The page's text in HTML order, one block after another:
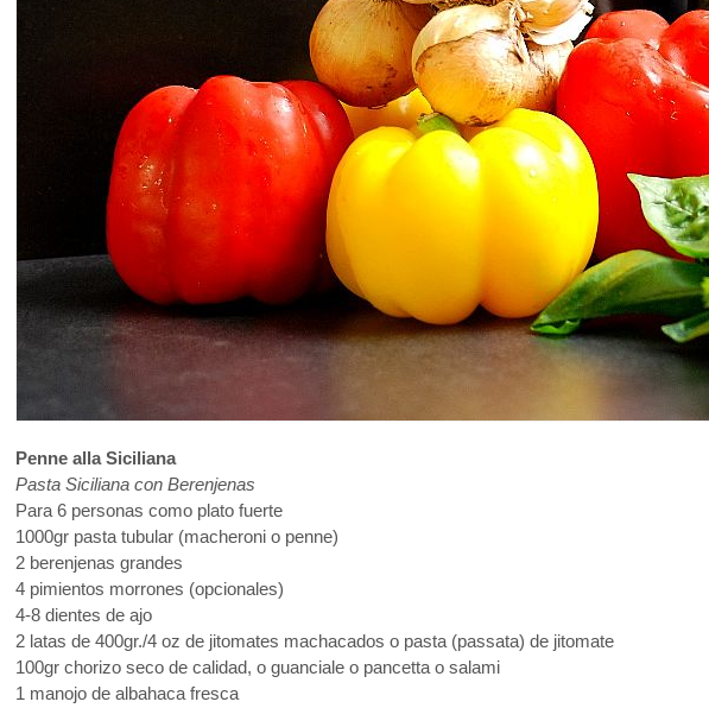
Penne alla Siciliana
Pasta Siciliana con Berenjenas
Para 6 personas como plato fuerte
1000gr pasta tubular (macheroni o penne)
2 berenjenas grandes
4 pimientos morrones (opcionales)
4-8 dientes de ajo
2 latas de 400gr./4 oz de jitomates machacados o pasta (passata) de jitomate
100gr chorizo seco de calidad, o guanciale o pancetta o salami
1 manojo de albahaca fresca